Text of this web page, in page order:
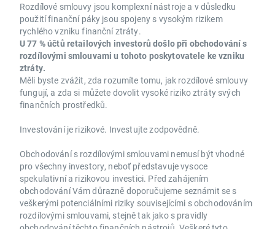
Rozdílové smlouvy jsou komplexní nástroje a v důsledku
použití finanční páky jsou spojeny s vysokým rizikem
rychlého vzniku finanční ztráty.
U 77 % účtů retailových investorů došlo při obchodování s
rozdílovými smlouvami u tohoto poskytovatele ke vzniku
ztráty.
Měli byste zvážit, zda rozumíte tomu, jak rozdílové smlouvy
fungují, a zda si můžete dovolit vysoké riziko ztráty svých
finančních prostředků.
Investování je rizikové. Investujte zodpovědně.
Obchodování s rozdílovými smlouvami nemusí být vhodné
pro všechny investory, neboť představuje vysoce
spekulativní a rizikovou investici. Před zahájením
obchodování Vám důrazně doporučujeme seznámit se s
veškerými potenciálními riziky souvisejícími s obchodováním
rozdílovými smlouvami, stejně tak jako s pravidly